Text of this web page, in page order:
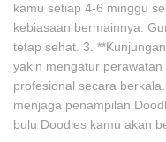
kamu setiap 4-6 minggu
kebiasaan bermainnya.
tetap sehat. 3.
yakin mengatur
profesional secara
menjaga penampilan
bulu Doodles kamu akan